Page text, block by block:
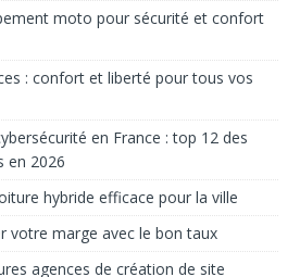
moto pour sécurité et confort
: confort et liberté pour tous vos
en France : top 12 des
en 2026
hybride efficace pour la ville
votre marge avec le bon taux
agences de création de site